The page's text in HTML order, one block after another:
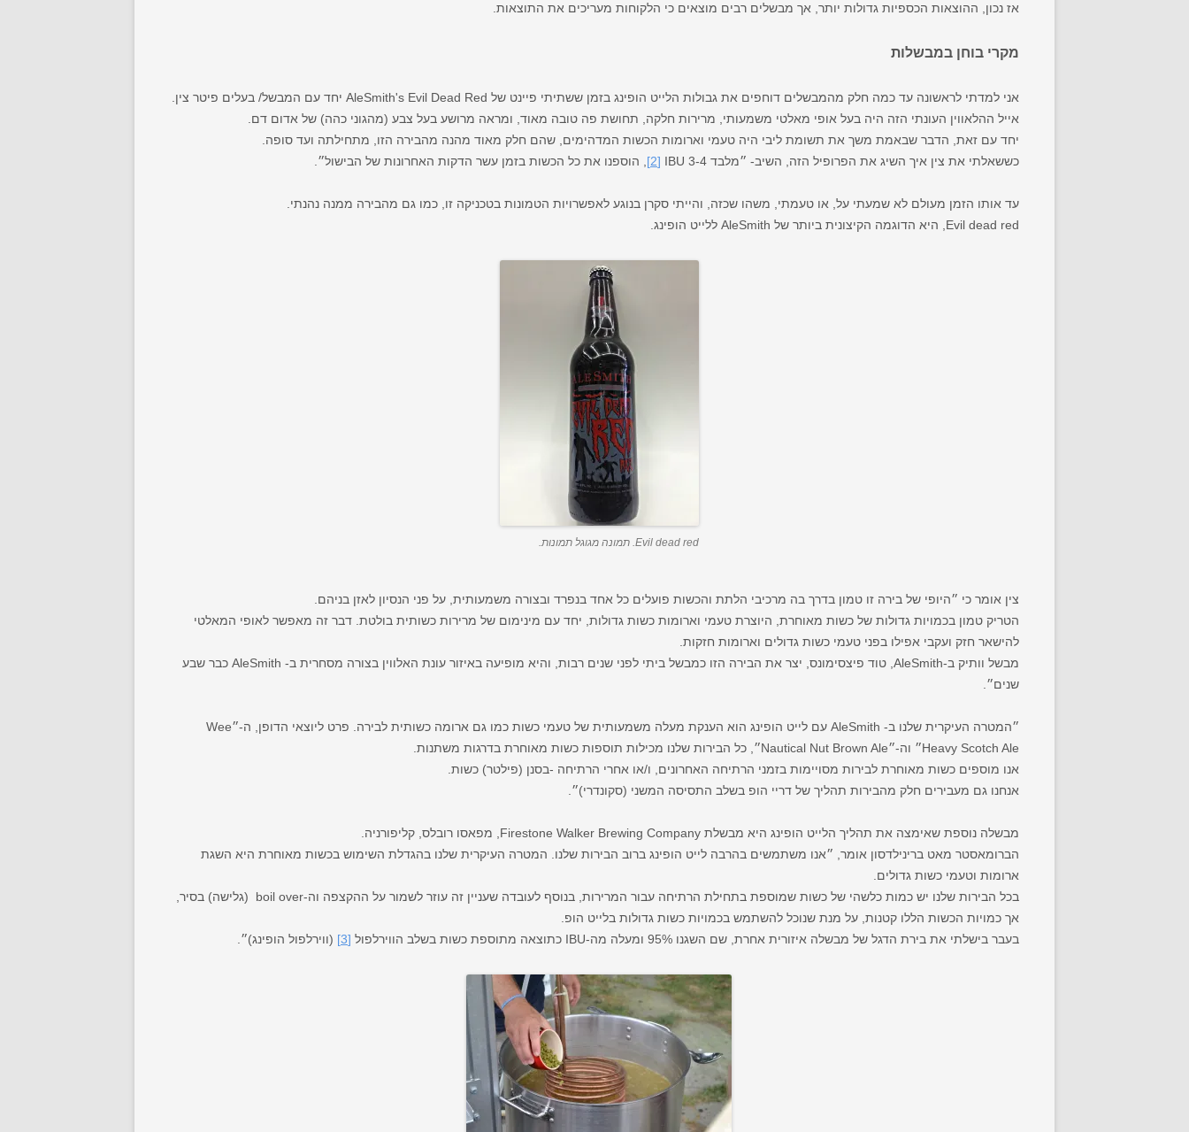
אז נכון, ההוצאות הכספיות גדולות יותר, אך מבשלים רבים מוצאים כי הלקוחות מעריכים את התוצאות.
מקרי בוחן במבשלות
אני למדתי לראשונה עד כמה חלק מהמבשלים דוחפים את גבולות הלייט הופינג בזמן ששתיתי פיינט של AleSmith's Evil Dead Red יחד עם המבשל/ בעלים פיטר צין.
אייל ההלאווין העונתי הזה היה בעל אופי מאלטי משמעותי, מרירות חלקה, תחושת פה טובה מאוד, ומראה מרושע בעל צבע (מהגוני כהה) של אדום דם.
יחד עם זאת, הדבר שבאמת משך את תשומת ליבי היה טעמי וארומות הכשות המדהימים, שהם חלק מאוד מהנה מהבירה הזו, מתחילתה ועד סופה.
כששאלתי את צין איך השיג את הפרופיל הזה, השיב- ״מלבד 3-4 IBU ‏
[2] , הוספנו את כל הכשות בזמן עשר הדקות האחרונות של הבישול״.
עד אותו הזמן מעולם לא שמעתי על, או טעמתי, משהו שכזה, והייתי סקרן בנוגע לאפשרויות הטמונות בטכניקה זו, כמו גם מהבירה ממנה נהנתי.
Evil dead red, היא הדוגמה הקיצונית ביותר של AleSmith ללייט הופינג.
Evil dead red. תמונה מגוגל תמונות.
צין אומר כי ״היופי של בירה זו טמון בדרך בה מרכיבי הלתת והכשות פועלים כל אחד בנפרד ובצורה משמעותית, על פני הנסיון לאזן בניהם.
הטריק טמון בכמויות גדולות של כשות מאוחרת, היוצרת טעמי וארומות כשות גדולות, יחד עם מינימום של מרירות כשותית בולטת. דבר זה מאפשר לאופי המאלטי
להישאר חזק ועקבי אפילו בפני טעמי כשות גדולים וארומות חזקות.
מבשל וותיק ב-AleSmith, טוד פיצסימונס, יצר את הבירה הזו כמבשל ביתי לפני שנים רבות, והיא מופיעה באיזור עונת האלווין בצורה מסחרית ב- AleSmith כבר שבע
שנים״.
״המטרה העיקרית שלנו ב- AleSmith עם לייט הופינג הוא הענקת מעלה משמעותית של טעמי כשות כמו גם ארומה כשותית לבירה. פרט ליוצאי הדופן, ה-״Wee
Heavy Scotch Ale״ וה-״Nautical Nut Brown Ale״, כל הבירות שלנו מכילות תוספות כשות מאוחרת בדרגות משתנות.
אנו מוספים כשות מאוחרת לבירות מסויימות בזמני הרתיחה האחרונים, ו/או אחרי הרתיחה -בסנן (פילטר) כשות.
אנחנו גם מעבירים חלק מהבירות תהליך של דריי הופ בשלב התסיסה המשני (סקונדרי)״.
מבשלה נוספת שאימצה את תהליך הלייט הופינג היא מבשלת Firestone Walker Brewing Company, מפאסו רובלס, קליפורניה.
הברומאסטר מאט ברינילדסון אומר, ״אנו משתמשים בהרבה לייט הופינג ברוב הבירות שלנו. המטרה העיקרית שלנו בהגדלת השימוש בכשות מאוחרת היא השגת
ארומות וטעמי כשות גדולים.
בכל הבירות שלנו יש כמות כלשהי של כשות שמוספת בתחילת הרתיחה עבור המרירות, בנוסף לעובדה שעניין זה עוזר לשמור על ההקצפה וה-boil over (גלישה) בסיר,
אך כמויות הכשות הללו קטנות, על מנת שנוכל להשתמש בכמויות כשות גדולות בלייט הופ.
בעבר בישלתי את בירת הדגל של מבשלה איזורית אחרת, שם השגנו 95% ומעלה מה-IBU כתוצאה מתוספת כשות בשלב הווירלפול
[3] (ווירלפול הופינג)״.